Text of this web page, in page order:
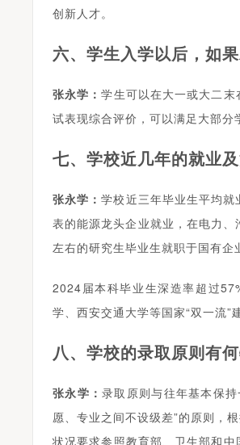
创新人才。
六、学生入学以后，如
张永学：学生可以在大一或大二
试表现综合评价，可以满足大部分
七、学校近几年的就业
张永学：学校近三年毕业生平均
表的能源龙头企业就业，在电力
左右的研究生毕业生就职于国有
2024届本科毕业生深造率超过
学、西安交通大学等国家“双一流
八、学校的录取原则有
张永学：录取原则与往年基本保
愿、专业之间不设级差”的原则，
状况要求参照教育部、卫生部和